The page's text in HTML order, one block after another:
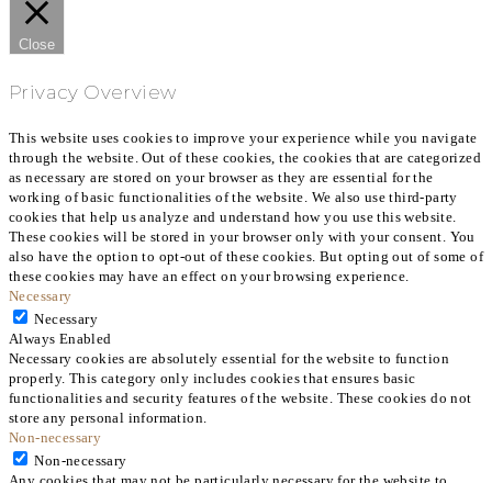
Close
Privacy Overview
This website uses cookies to improve your experience while you navigate
through the website. Out of these cookies, the cookies that are categorized
as necessary are stored on your browser as they are essential for the
working of basic functionalities of the website. We also use third-party
cookies that help us analyze and understand how you use this website.
These cookies will be stored in your browser only with your consent. You
also have the option to opt-out of these cookies. But opting out of some of
these cookies may have an effect on your browsing experience.
Necessary
Necessary
Always Enabled
Necessary cookies are absolutely essential for the website to function
properly. This category only includes cookies that ensures basic
functionalities and security features of the website. These cookies do not
store any personal information.
Non-necessary
Non-necessary